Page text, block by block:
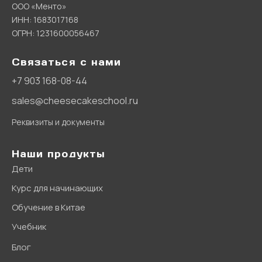
ООО «Менто»
ИНН: 1683017168
ОГРН: 1231600056467
Связаться с нами
+7 903 168-08-44
sales@cheesecakeschool.ru
Реквизиты и документы
Наши продукты
Дети
Курс для начинающих
Обучение в Китае
Учебник
Блог